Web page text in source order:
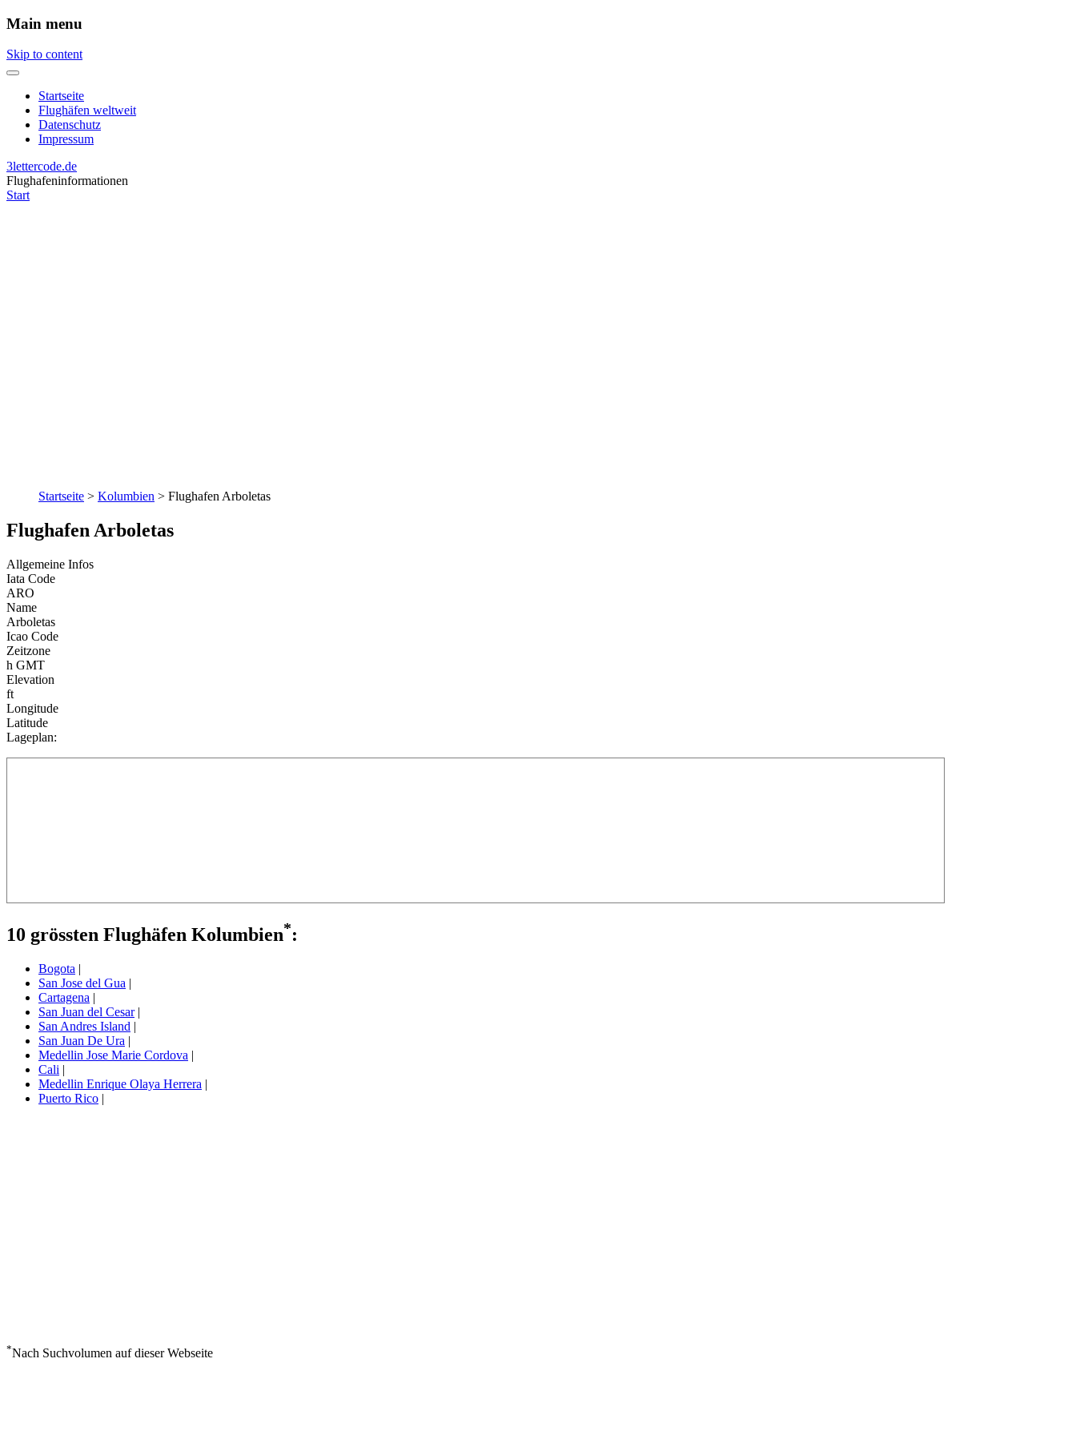
Main menu
Skip to content
Startseite
Flughäfen weltweit
Datenschutz
Impressum
3lettercode.de
Flughafeninformationen
Start
Startseite > Kolumbien > Flughafen Arboletas
Flughafen Arboletas
Allgemeine Infos
Iata Code
ARO
Name
Arboletas
Icao Code
Zeitzone
h GMT
Elevation
ft
Longitude
Latitude
Lageplan:
10 grössten Flughäfen Kolumbien*:
Bogota |
San Jose del Gua |
Cartagena |
San Juan del Cesar|
San Andres Island |
San Juan De Ura |
Medellin Jose Marie Cordova |
Cali |
Medellin Enrique Olaya Herrera |
Puerto Rico |
*Nach Suchvolumen auf dieser Webseite